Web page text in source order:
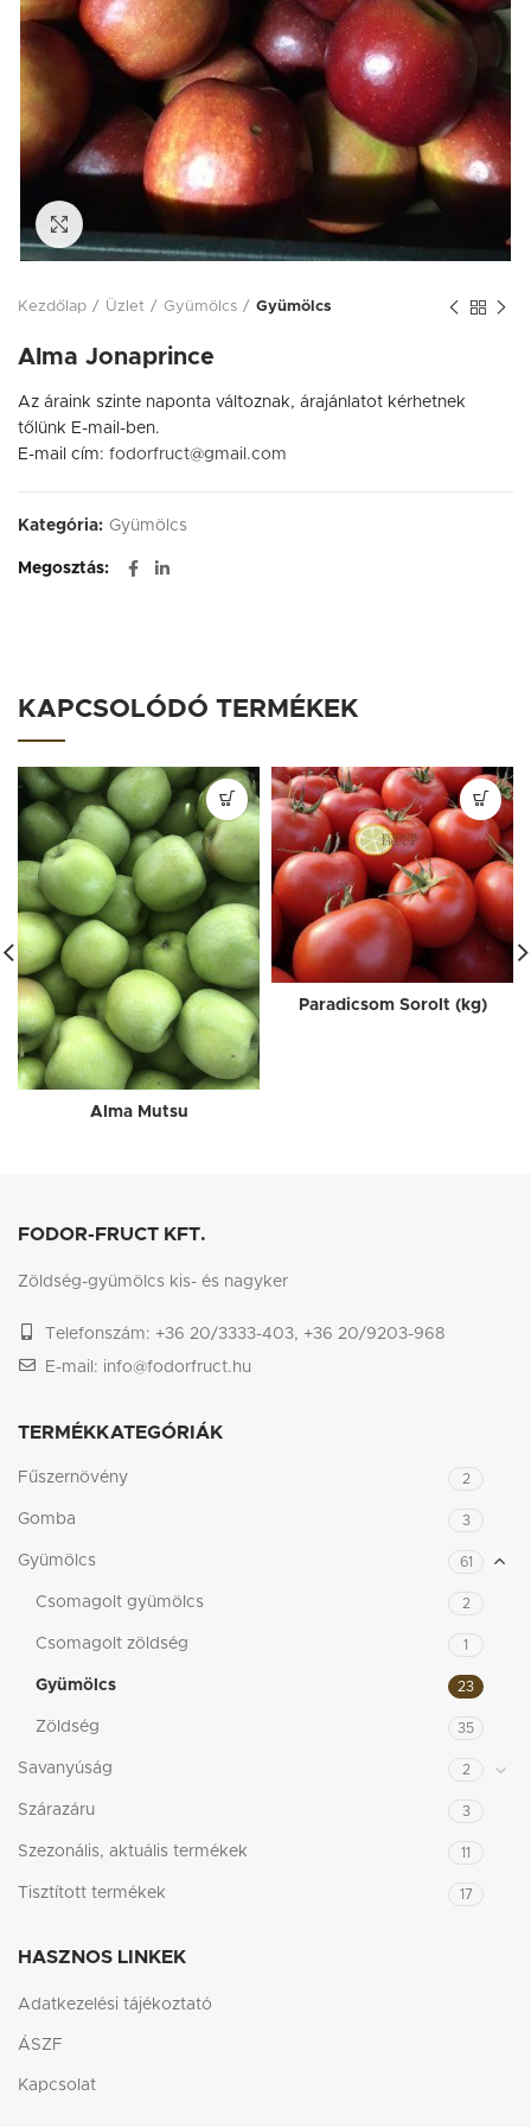
Kezdőlap Üzlet Gyümölcs Gyümölcs
Alma Jonaprince
Az áraink szinte naponta változnak, árajánlatot kérhetnek
tőlünk E-mail-ben.
E-mail cím: fodorfruct@gmail.com
Kategória: Gyümölcs
Megosztás
KAPCSOLÓDÓ TERMÉKEK
Alma Mutsu
Paradicsom Sorolt (kg)
FODOR-FRUCT KFT.
Zöldség-gyümölcs kis- és nagyker
Telefonszám: +36 20/3333-403, +36 20/9203-968
E-mail: info@fodorfruct.hu
TERMÉKKATEGÓRIÁK
Fűszernövény 2
Gomba 3
Gyümölcs 61
Csomagolt gyümölcs 2
Csomagolt zöldség 1
Gyümölcs 23
Zöldség 35
Savanyúság 2
Szárazáru 3
Szezonális, aktuális termékek 11
Tisztított termékek 17
HASZNOS LINKEK
Adatkezelési tájékoztató
ÁSZF
Kapcsolat